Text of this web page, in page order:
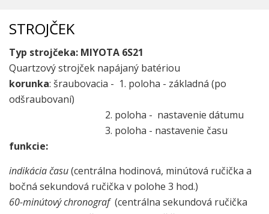
STROJČEK
Typ strojčeka: MIYOTA 6S21
Quartzový strojček napájaný batériou
korunka: šraubovacia - 1. poloha - základná (po
odšraubovaní)
2. poloha - nastavenie dátumu
3. poloha - nastavenie času
funkcie:
indikácia času(centrálna hodinová, minútová ručička a
bočná sekundová ručička v polohe 3 hod.)
60-minútový chronograf (centrálna sekundová ručička